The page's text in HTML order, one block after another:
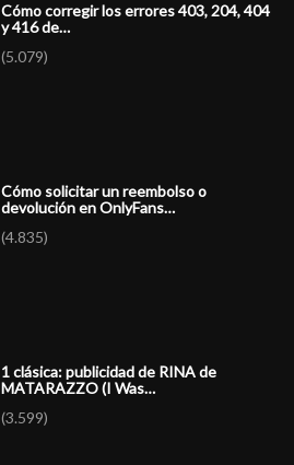
Cómo corregir los errores 403, 204, 404
y 416 de…
(5.079)
Cómo solicitar un reembolso o
devolución en OnlyFans…
(4.835)
1 clásica: publicidad de RINA de
MATARAZZO (I Was…
(3.599)